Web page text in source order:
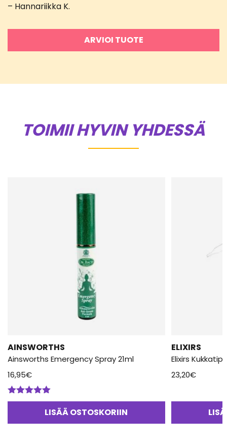
– Hannariikka K.
ARVIOI TUOTE
TOIMII HYVIN YHDESSÄ
AINSWORTHS
Ainsworths Emergency Spray 21ml
16,95€
Arvostelu
LISÄÄ OSTOSKORIIN
ELIXIRS
Elixirs
23,20€